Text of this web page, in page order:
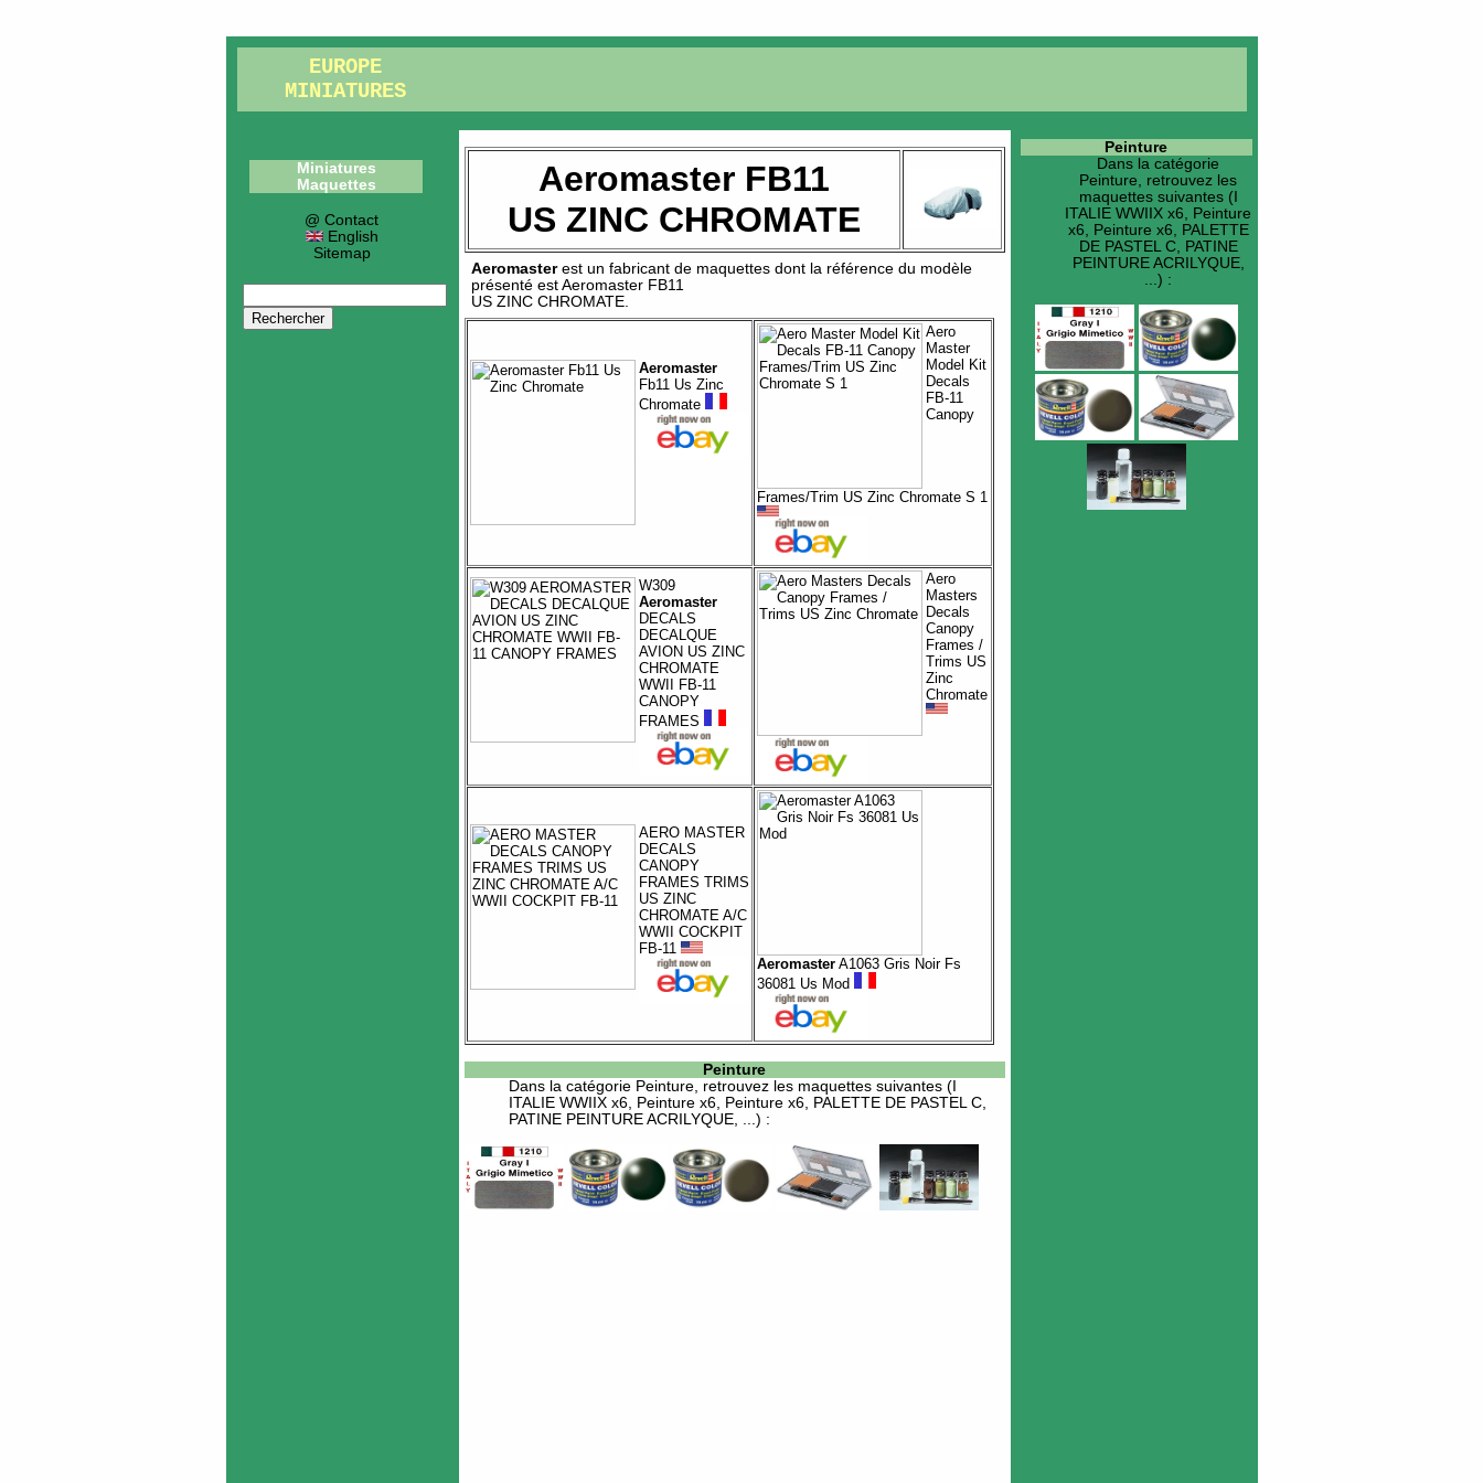
EUROPE
MINIATURES
Miniatures
Maquettes
@ Contact
English
Sitemap
Aeromaster FB11
US ZINC CHROMATE
Aeromasterest un fabricant de maquettes dont la référence du modèle
présenté estAeromaster FB11
US ZINC CHROMATE
Aeromaster
Fb11 Us Zinc
Chromate
Aero
Master
Model Kit
Decals
FB-11
Canopy
Frames/Trim US Zinc Chromate S 1
W309
Aeromaster
DECALS
DECALQUE
AVION US ZINC
CHROMATE
WWII FB-11
CANOPY
FRAMES
Aero
Masters
Decals
Canopy
Frames /
Trims US
Zinc
Chromate
AERO MASTER
DECALS
CANOPY
FRAMES TRIMS
US ZINC
CHROMATE A/C
WWII COCKPIT
FB-11
AeromasterA1063 Gris Noir Fs
36081 Us Mod
Peinture
Dans la catégorie Peinture, retrouvez les maquettes suivantes (I
ITALIE WWIIX x6, Peinture x6, Peinture x6, PALETTE DE PASTEL C,
PATINE PEINTURE ACRILYQUE, ...) :
Peinture
Dans la catégorie
Peinture, retrouvez les
maquettes suivantes (I
ITALIE WWIIX x6, Peinture
x6, Peinture x6, PALETTE
DE PASTEL C, PATINE
PEINTURE ACRILYQUE,
...) :